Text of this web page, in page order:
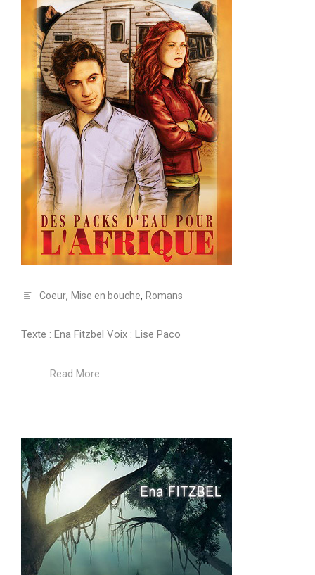
Coeur, Mise en bouche, Romans
Texte : Ena Fitzbel Voix : Lise Paco
Read More